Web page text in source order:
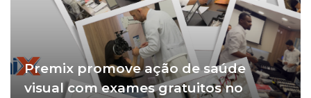
Premix promove ação de saúde
visual com exames gratuitos no